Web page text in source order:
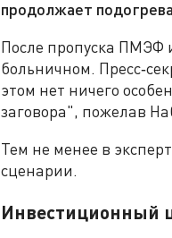
продолжает
После пропуска ПМЭФ
больничном.
этом нет ничего
заговора", пожелав
Тем не менее в
сценарии.
Инвестиционный